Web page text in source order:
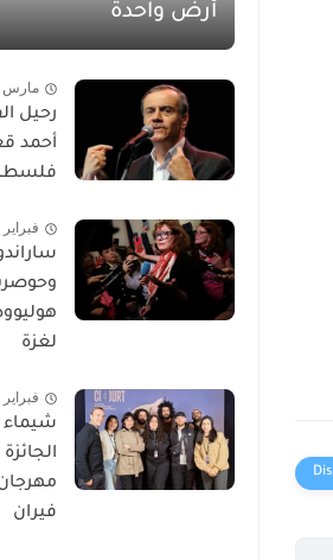
أرض واحدة
مارس 26, 2026
رحيل
أحمد
فبراير 28, 2026
لغزة
فبراير 10, 2026
شيماء
فيران